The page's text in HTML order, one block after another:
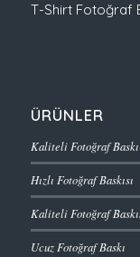
T-Shirt Fotoğraf
ÜRÜNLER
Kaliteli Fotoğraf
Hızlı Fotoğraf Baskısı
Kaliteli Fotoğraf
Ucuz Fotoğraf Baskı